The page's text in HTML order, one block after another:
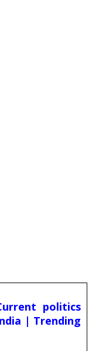
politics
| Trending